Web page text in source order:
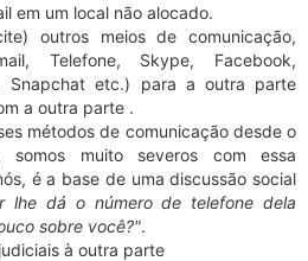
em um local não alocado.
outros meios de comunicação,
Telefone, Skype, Facebook,
Snapchat etc.) para a outra parte
a outra parte .
métodos de comunicação desde o
somos muito severos com essa
é a base de uma discussão social
lhe dá o número de telefone dela
sobre você?".
à outra parte